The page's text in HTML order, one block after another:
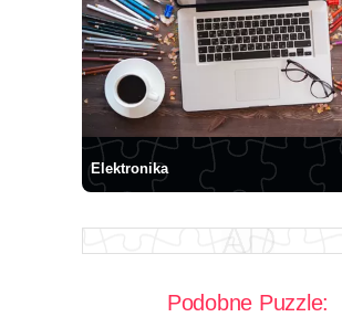
Elektronika
Podobne Puzzle: